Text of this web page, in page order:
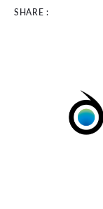
SHARE :